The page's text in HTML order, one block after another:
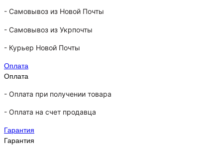
- Самовывоз из Новой Почты
- Самовывоз из Укрпочты
- Курьер Новой Почты
Оплата
Оплата
- Оплата при получении товара
- Оплата на счет продавца
Гарантия
Гарантия